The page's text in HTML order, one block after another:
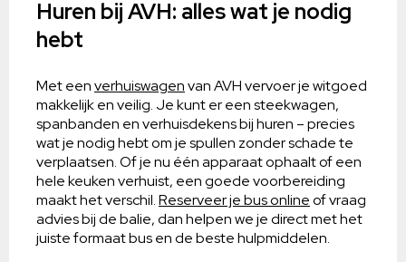
Huren bij AVH: alles wat je nodig
hebt
Met eenverhuiswagenvan AVH vervoer je witgoed
makkelijk en veilig. Je kunt er een steekwagen,
spanbanden en verhuisdekens bij huren – precies
wat je nodig hebt om je spullen zonder schade te
verplaatsen. Of je nu één apparaat ophaalt of een
hele keuken verhuist, een goede voorbereiding
maakt het verschil.Reserveer je bus onlineof vraag
advies bij de balie, dan helpen we je direct met het
juiste formaat bus en de beste hulpmiddelen.